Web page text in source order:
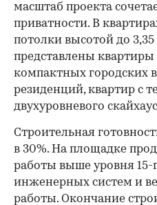
масштаб проекта
приватности. В
потолки высотой до
представлены
компактных городских
резиденций, квартир с
двухуровневого
Строительная
в 30%. На площадке
работы выше уровня 15-
инженерных систем и
работы. Окончание